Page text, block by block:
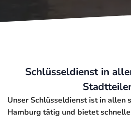
Schlüsseldienst in
Unser Schlüsseldienst ist in allen
Hamburg tätig und bietet